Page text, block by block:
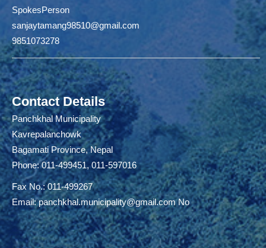
SpokesPerson
sanjaytamang98510@gmail.com
9851073278
Contact Details
Panchkhal Municipality
Kavrepalanchowk
Bagamati Province, Nepal
Phone: 011-499451, 011-597016
Fax No.: 011-499267
Email:panchkhal.municipality@gmail.comNo